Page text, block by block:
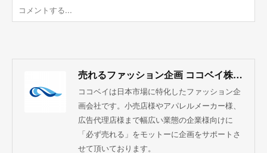
売れるファッション企画 ココベイ株式会社
ココベイは日本市場に特化したファッション企
画会社です。小売店様やアパレルメーカー様、
広告代理店様まで幅広い業態の企業様向けに
「必ず売れる」をモットーに企画をサポートさ
せて頂いております。